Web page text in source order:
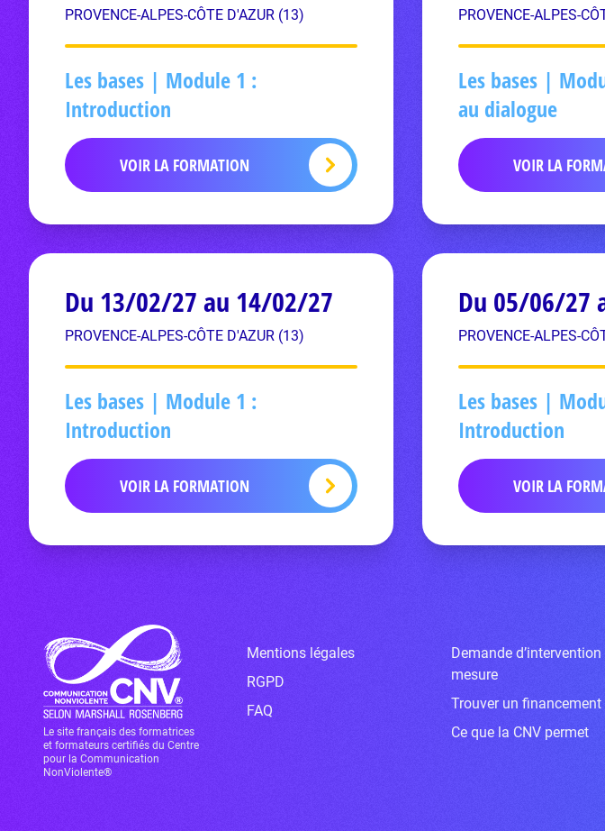
PROVENCE-ALPES-CÔTE D'AZUR (13)
Les bases | Module 1 :
Introduction
VOIR LA FORMATION
PROVENCE-ALPES-
Les bases |
au dialogue
VOIR LA
Du 13/02/27 au 14/02/27
PROVENCE-ALPES-CÔTE D'AZUR (13)
Les bases | Module 1 :
Introduction
VOIR LA FORMATION
Du 05/06/27
PROVENCE-ALPES-
Les bases |
Introduction
VOIR LA
Le site français des formatrices
et formateurs certifiés du Centre
pour la Communication
NonViolente®
Mentions légales
RGPD
FAQ
Demande d’intervention
mesure
Trouver un financement
Ce que la CNV permet